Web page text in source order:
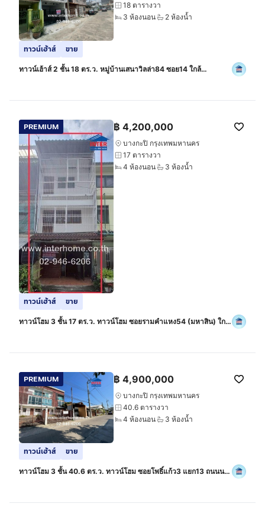
18 ตารางวา
3 ห้องนอน
2 ห้องน้ำ
ทาวน์เฮ้าส์ ขาย
ทาวน์เฮ้าส์ 2 ชั้น 18 ตร.ว. หมู่บ้านเสนาวิลล่า84 ซอย14 ใกล้
PREMIUM ฿ 4,200,000
บางกะปิ กรุงเทพมหานคร
17 ตารางวา
4 ห้องนอน
3 ห้องน้ำ
ทาวน์เฮ้าส์ ขาย
ทาวน์โฮม 3 ชั้น 17 ตร.ว. ทาวน์โฮม ซอยรามคำแหง54 (มหาสิน) ใกล้
PREMIUM ฿ 4,900,000
บางกะปิ กรุงเทพมหานคร
40.6 ตารางวา
4 ห้องนอน
3 ห้องน้ำ
ทาวน์เฮ้าส์ ขาย
ทาวน์โฮม 3 ชั้น 40.6 ตร.ว. ทาวน์โฮม ซอยโพธิ์แก้ว3 แยก13 ถนนนว